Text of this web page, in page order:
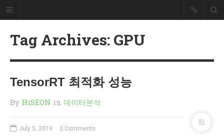
HiSEON
개발자 블러그
개발과 관련된 내용을 정리했습니다.
SEARCH
How to install Nvidia drivers on
Tag Archives: GPU
TensorRT 최적화 성능
By HiSEON in 데이터분석
July 5, 2019 2 Comments